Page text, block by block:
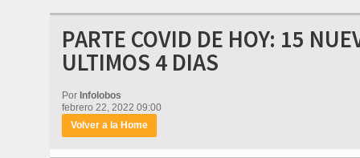
PARTE COVID DE HOY: 15
ULTIMOS 4 DIAS
Por Infolobos
febrero 22, 2022 09:00
Volver a la Home